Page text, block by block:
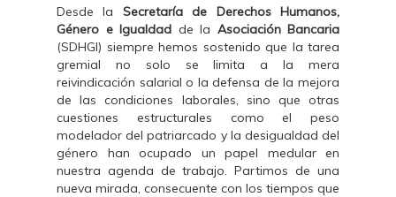
Desde la Secretaría de Derechos Humanos,
Género e Igualdad de la Asociación Bancaria
(SDHGI) siempre hemos sostenido que la tarea
gremial no solo se limita a la mera
reivindicación salarial o la defensa de la mejora
de las condiciones laborales, sino que otras
cuestiones estructurales como el peso
modelador del patriarcado y la desigualdad del
género han ocupado un papel medular en
nuestra agenda de trabajo. Partimos de una
nueva mirada, consecuente con los tiempos que